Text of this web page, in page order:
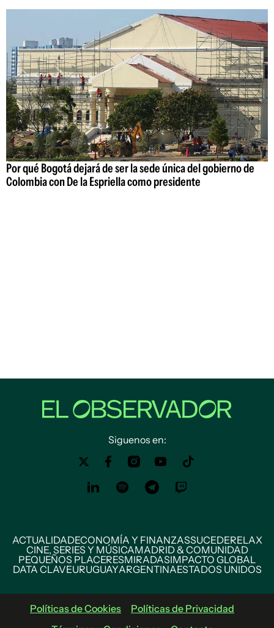
Por qué Bogotá dejará de ser la sede única del gobierno de
Colombia con De la Espriella como presidente
Siguenos en:
ACTUALIDADECONOMÍA Y FINANZASSUCEDERELAX
CINE, SERIES Y MÚSICAMADRID & COMUNIDAD
PEQUEÑOS PLACERESMIRADASIMPACTO GLOBAL
DATA CLAVEURUGUAYARGENTINAESTADOS UNIDOS
Políticas de Cookies
Políticas de Privacidad